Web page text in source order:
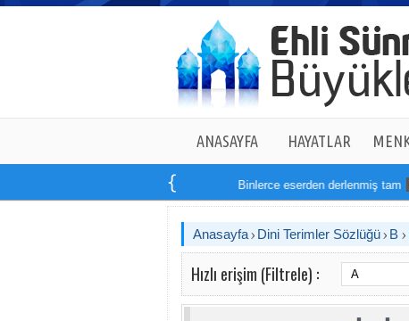
ANASAYFA HAYATLAR
Binlerce eserden derlenmiş tam 14
Anasayfa Dini Terimler Sözlüğü B
Hızlı erişim (Filtrele) :